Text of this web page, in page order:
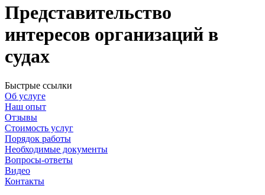
Представительство
интересов организаций в
судах
Быстрые ссылки
Об услуге
Наш опыт
Отзывы
Стоимость услуг
Порядок работы
Необходимые документы
Вопросы-ответы
Видео
Контакты